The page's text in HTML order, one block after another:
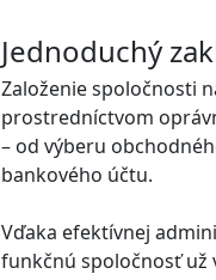
Jednoduchý
Založenie spoločnosti
prostredníctvom
– od výberu
bankového účtu.
Vďaka efektívnej
funkčnú spoločnosť už